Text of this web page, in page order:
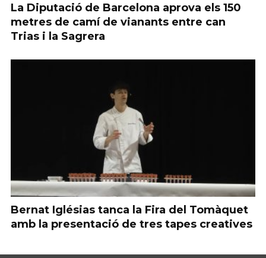
La Diputació de Barcelona aprova els 150
metres de camí de vianants entre can
Trias i la Sagrera
Bernat Iglésias tanca la Fira del Tomàquet
amb la presentació de tres tapes creatives